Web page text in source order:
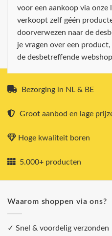
voor een aankoop via onze
verkoopt zelf géén
doorverwezen naar de
je vragen over een
de desbetreffende
Bezorging in NL & BE
Groot aanbod en lage
Hoge kwaliteit boren
5.000+ producten
Waarom shoppen via ons?
✓ Snel & voordelig verzonden